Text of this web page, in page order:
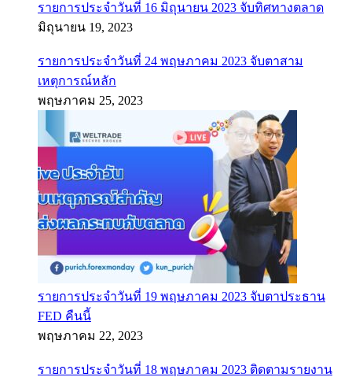
รายการประจำวันที่ 16 มิถุนายน 2023 จับทิศทางตลาด
มิถุนายน 19, 2023
รายการประจำวันที่ 24 พฤษภาคม 2023 จับตาสาม
เหตุการณ์หลัก
พฤษภาคม 25, 2023
รายการประจำวันที่ 19 พฤษภาคม 2023 จับตาประธาน
FED คืนนี้
พฤษภาคม 22, 2023
รายการประจำวันที่ 18 พฤษภาคม 2023 ติดตามรายงาน